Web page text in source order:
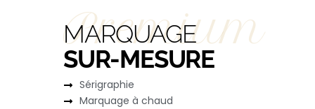
Premium
MARQUAGE
SUR-MESURE
Sérigraphie
Marquage à chaud